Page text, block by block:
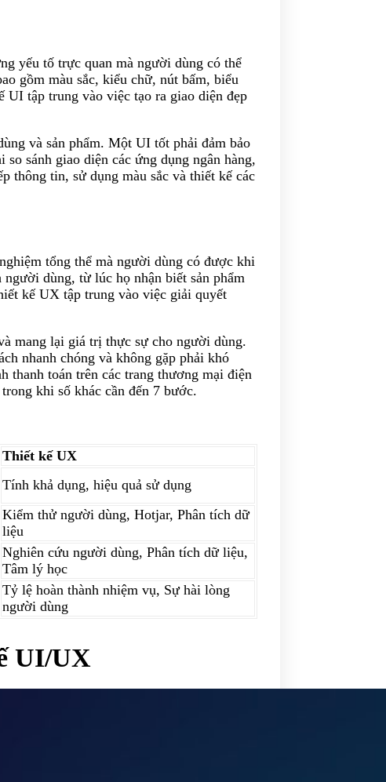
yếu tố trực quan mà người dùng có thể
gồm màu sắc, kiểu chữ, nút bấm, biểu
UI tập trung vào việc tạo ra giao diện đẹp
và sản phẩm. Một UI tốt phải đảm bảo
sánh giao diện các ứng dụng ngân hàng,
thông tin, sử dụng màu sắc và thiết kế các
tổng thể mà người dùng có được khi
dùng, từ lúc họ nhận biết sản phẩm
kế UX tập trung vào việc giải quyết
mang lại giá trị thực sự cho người dùng.
nhanh chóng và không gặp phải khó
toán trên các trang thương mại điện
khi số khác cần đến 7 bước.
Thiết kế UX
Tính khả dụng, hiệu quả sử dụng
Kiểm thử người dùng, Hotjar, Phân tích dữ
liệu
Nghiên cứu người dùng, Phân tích dữ liệu,
Tâm lý học
Tỷ lệ hoàn thành nhiệm vụ, Sự hài lòng
người dùng
UI/UX